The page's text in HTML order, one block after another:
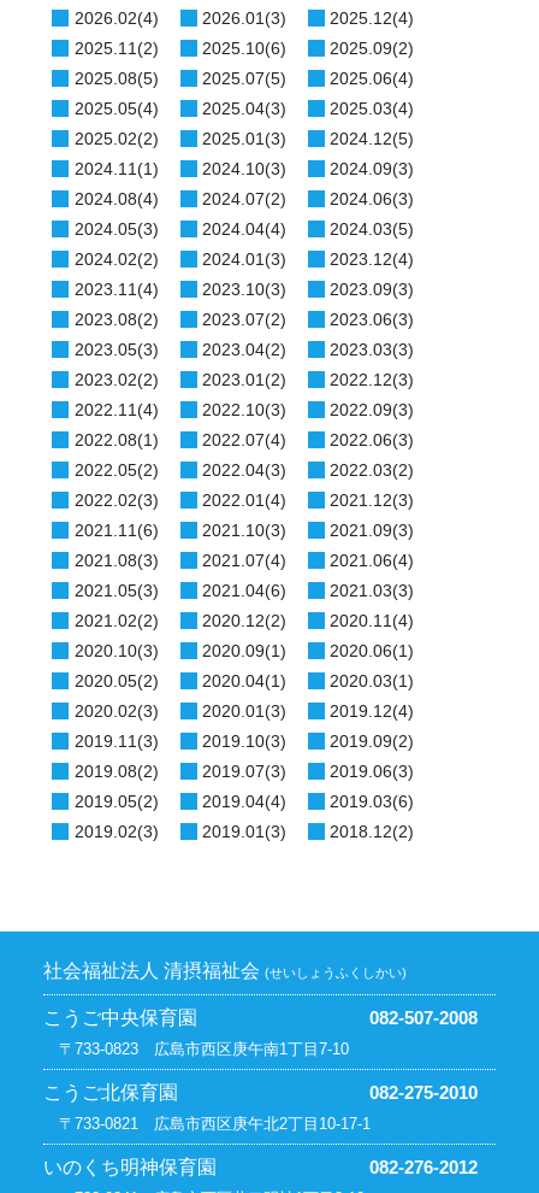
2026.02(4)
2026.01(3)
2025.12(4)
2025.11(2)
2025.10(6)
2025.09(2)
2025.08(5)
2025.07(5)
2025.06(4)
2025.05(4)
2025.04(3)
2025.03(4)
2025.02(2)
2025.01(3)
2024.12(5)
2024.11(1)
2024.10(3)
2024.09(3)
2024.08(4)
2024.07(2)
2024.06(3)
2024.05(3)
2024.04(4)
2024.03(5)
2024.02(2)
2024.01(3)
2023.12(4)
2023.11(4)
2023.10(3)
2023.09(3)
2023.08(2)
2023.07(2)
2023.06(3)
2023.05(3)
2023.04(2)
2023.03(3)
2023.02(2)
2023.01(2)
2022.12(3)
2022.11(4)
2022.10(3)
2022.09(3)
2022.08(1)
2022.07(4)
2022.06(3)
2022.05(2)
2022.04(3)
2022.03(2)
2022.02(3)
2022.01(4)
2021.12(3)
2021.11(6)
2021.10(3)
2021.09(3)
2021.08(3)
2021.07(4)
2021.06(4)
2021.05(3)
2021.04(6)
2021.03(3)
2021.02(2)
2020.12(2)
2020.11(4)
2020.10(3)
2020.09(1)
2020.06(1)
2020.05(2)
2020.04(1)
2020.03(1)
2020.02(3)
2020.01(3)
2019.12(4)
2019.11(3)
2019.10(3)
2019.09(2)
2019.08(2)
2019.07(3)
2019.06(3)
2019.05(2)
2019.04(4)
2019.03(6)
2019.02(3)
2019.01(3) 2018.12(2)
社会福祉法人 清摂福祉会 (せいしょうふくしかい)
こうご中央保育園 082-507-2008
〒733-0823 広島市西区庚午南1丁目7-10
こうご北保育園 082-275-2010
〒733-0821 広島市西区庚午北2丁目10-17-1
いのくち明神保育園 082-276-2012